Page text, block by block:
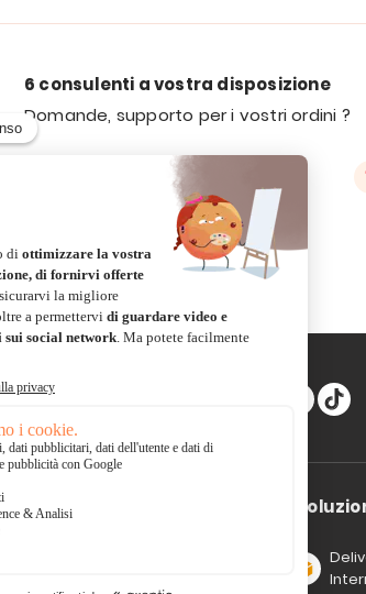
6 consulenti a vostra disposizione
Domande, supporto per i vostri ordini ?
con la comunità e
le vostre
sicuro